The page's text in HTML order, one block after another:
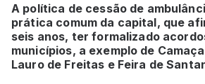
A política de cessão de
prática comum da capital, que
seis anos, ter formalizado
municípios, a exemplo de
Lauro de Freitas e Feira de